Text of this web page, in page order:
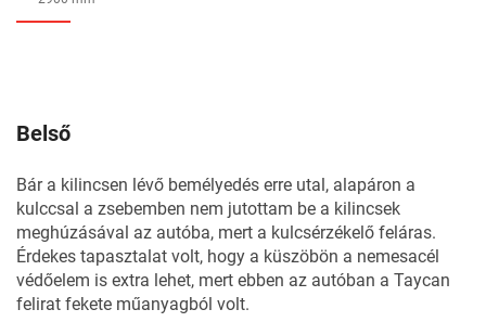
Belső
Bár a kilincsen lévő bemélyedés erre utal, alapáron a
kulccsal a zsebemben nem jutottam be a kilincsek
meghúzásával az autóba, mert a kulcsérzékelő feláras.
Érdekes tapasztalat volt, hogy a küszöbön a nemesacél
védőelem is extra lehet, mert ebben az autóban a Taycan
felirat fekete műanyagból volt.